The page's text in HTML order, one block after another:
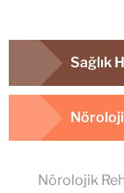
Sağlık
Nörolojik